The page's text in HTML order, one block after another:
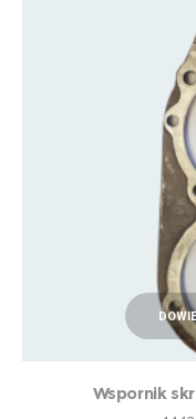
Wspornik